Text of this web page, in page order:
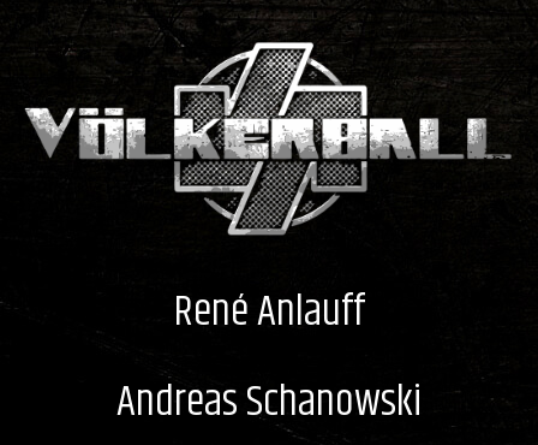
René Anlauff
Andreas Schanowski